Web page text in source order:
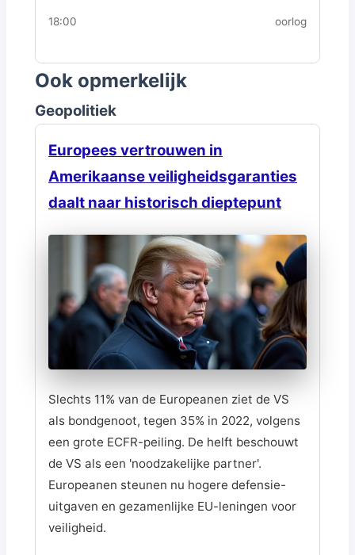
18:00 oorlog
Ook opmerkelijk
Geopolitiek
Europees vertrouwen in
Amerikaanse veiligheidsgaranties
daalt naar historisch dieptepunt
Slechts 11% van de Europeanen ziet de VS
als bondgenoot, tegen 35% in 2022, volgens
een grote ECFR-peiling. De helft beschouwt
de VS als een 'noodzakelijke partner'.
Europeanen steunen nu hogere defensie-
uitgaven en gezamenlijke EU-leningen voor
veiligheid.